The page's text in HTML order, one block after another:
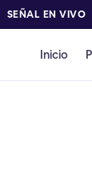
SEÑAL EN VIVO
Inicio